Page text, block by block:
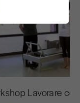
Lavorare